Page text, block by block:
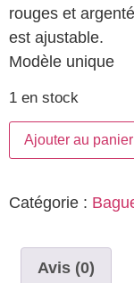
rouges et
est ajustable.
Modèle unique
1 en stock
Ajouter au panier
Catégorie :
Avis (0)